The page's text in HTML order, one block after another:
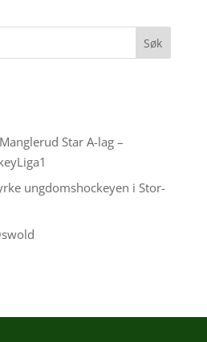
Star A-lag –
ungdomshockeyen i Stor-